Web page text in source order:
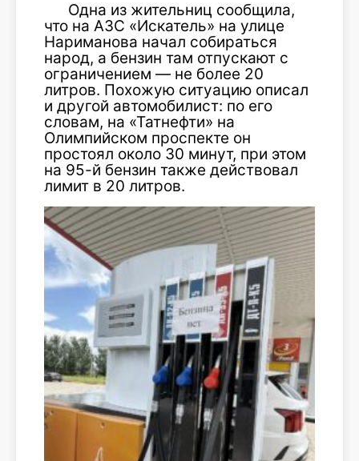
Одна из жительниц сообщила,
что на АЗС «Искатель» на улице
Нариманова начал собираться
народ, а бензин там отпускают с
ограничением — не более 20
литров. Похожую ситуацию описал
и другой автомобилист: по его
словам, на «Татнефти» на
Олимпийском проспекте он
простоял около 30 минут, при этом
на 95-й бензин также действовал
лимит в 20 литров.